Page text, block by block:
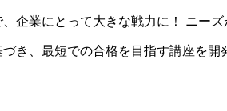
業にとって大きな戦力に！ ニー
き、最短での合格を目指す講座を開